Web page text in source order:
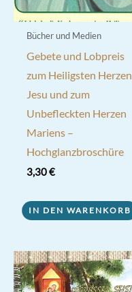
Bücher und Medien
Gebete und Lobpreis
zum Heiligsten Herzen
Jesu und zum
Unbefleckten Herzen
Mariens –
Hochglanzbroschüre
3,30€
IN DEN WARENKORB